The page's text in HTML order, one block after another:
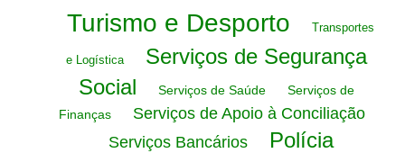
Turismo e Desporto Transportes
e Logística
Serviços de Segurança
Social
Serviços de Saúde
Serviços de
Finanças
Serviços de Apoio à Conciliação
Serviços Bancários
Polícia